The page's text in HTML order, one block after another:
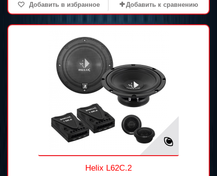
Добавить в избранное Добавить к сравнению
Helix L62C.2